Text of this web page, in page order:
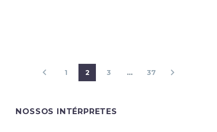
1 2 3 … 37
NOSSOS INTÉRPRETES